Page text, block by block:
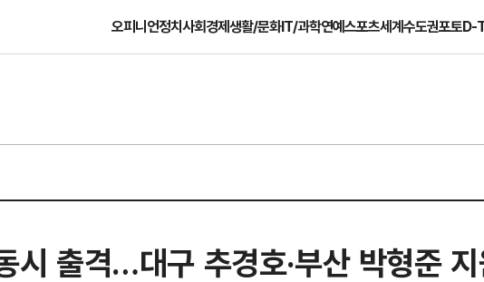
오피니언정치사회경제생활/문화IT/과학연예스포츠세계수도권포토D-
시 출격…대구 추경호·부산 박형준